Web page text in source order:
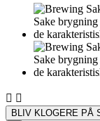
 
BLIV KLOGERE PÅ